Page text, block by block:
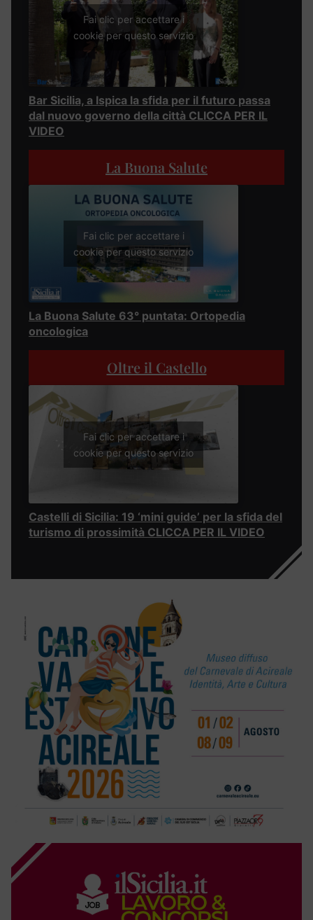
Fai clic per accettare i
cookie per questo servizio
Bar Sicilia, a Ispica la sfida per il futuro passa
dal nuovo governo della città CLICCA PER IL
VIDEO
La Buona Salute
Fai clic per accettare i
cookie per questo servizio
La Buona Salute 63° puntata: Ortopedia
oncologica
Oltre il Castello
Fai clic per accettare i
cookie per questo servizio
Castelli di Sicilia: 19 ‘mini guide’ per la sfida del
turismo di prossimità CLICCA PER IL VIDEO